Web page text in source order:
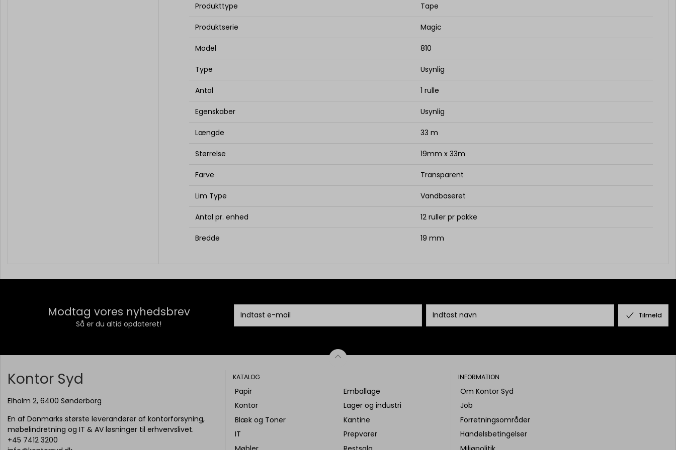
Produkttype Tape
Produktserie Magic
Model 810
Type Usynlig
Antal 1 rulle
Egenskaber Usynlig
Længde 33 m
Størrelse 19mm x 33m
Farve Transparent
Lim Type Vandbaseret
Antal pr. enhed 12 ruller pr pakke
Bredde 19 mm
Modtag vores nyhedsbrev
Så er du altid opdateret!
Tilmeld
Kontor Syd
Elholm 2, 6400 Sønderborg
En af Danmarks største leverandører af kontorforsyning,
møbelindretning og IT & AV løsninger til erhvervslivet.
+45 7412 3200
KATALOG
Papir
Kontor
Blæk og Toner
IT
Emballage
Lager og industri
Kantine
Prepvarer
INFORMATION
Om Kontor Syd
Job
Forretningsområder
Handelsbetingelser